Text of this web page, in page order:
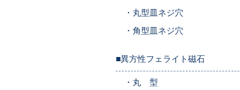
・ 丸型皿ネジ穴
・ 角型皿ネジ穴
■異方性フェライト磁石
・ 丸 型